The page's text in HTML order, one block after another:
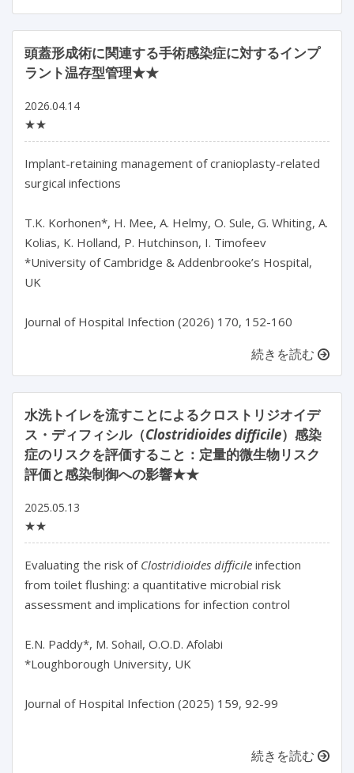
頭蓋形成術に関連する手術感染症に対するインプ
ラント温存型管理★★
2026.04.14
★★
Implant-retaining management of cranioplasty-related
surgical infections
T.K. Korhonen*, H. Mee, A. Helmy, O. Sule, G. Whiting, A.
Kolias, K. Holland, P. Hutchinson, I. Timofeev
*University of Cambridge & Addenbrooke’s Hospital,
UK
続きを読む
水洗トイレを流すことによるクロストリジオイデ
ス・ディフィシル（Clostridioides difficile）感染
症のリスクを評価すること：定量的微生物リスク
評価と感染制御への影響★★
2025.05.13
★★
Evaluating the risk of Clostridioides difficile infection
from toilet flushing: a quantitative microbial risk
assessment and implications for infection control
E.N. Paddy*, M. Sohail, O.O.D. Afolabi
*Loughborough University, UK
Journal of Hospital Infection (2025) 159, 92-99
続きを読む